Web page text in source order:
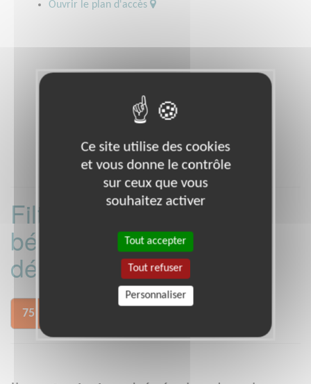
Ouvrir le plan d'accès
Filtrer les missions
bénévoles par
département :
75
Ce site utilise des cookies
et vous donne le contrôle
sur ceux que vous
souhaitez activer
Tout accepter
Tout refuser
Personnaliser